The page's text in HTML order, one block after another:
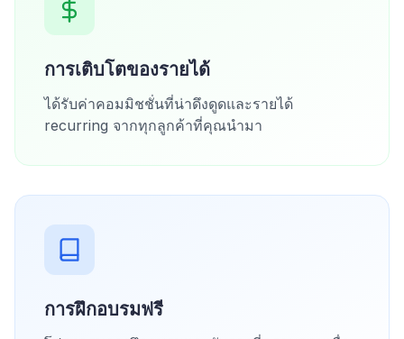
การเติบโตของรายได้
ได้รับค่าคอมมิชชั่นที่น่าดึงดูดและรายได้
recurring จากทุกลูกค้าที่คุณนำมา
การฝึกอบรมฟรี